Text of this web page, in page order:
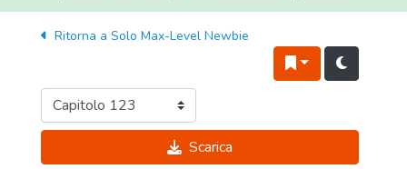
Ritorna a Solo Max-Level Newbie
Scarica